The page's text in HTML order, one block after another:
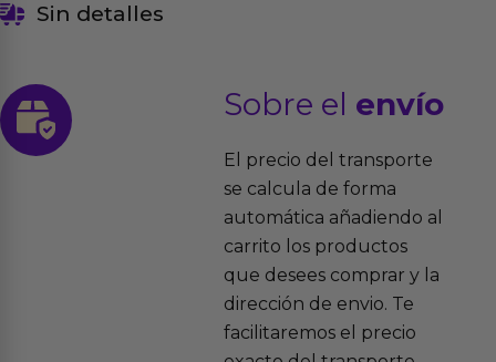
Sin detalles
Sobre el envío
El precio del transporte
se calcula de forma
automática añadiendo al
carrito los productos
que desees comprar y la
dirección de envio. Te
facilitaremos el precio